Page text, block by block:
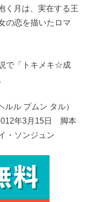
く月は、実在する王
の恋を描いたロマ
で「トキメキ☆成
ル プムン タル）
年3月15日 脚本
・ソンジュン